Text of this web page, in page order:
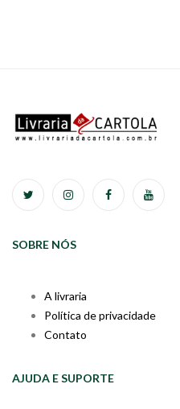
SOBRE NÓS
A livraria
Política de privacidade
Contato
AJUDA E SUPORTE